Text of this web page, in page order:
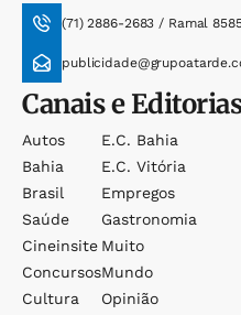
(71) 2886-2683 / Ramal
Canais e
Autos
Bahia
Brasil
Saúde
Cineinsite
Concursos
Cultura
E.c. Bahia
E.c. Vitória
Empregos
Gastronomia
Muito
Mundo
Opinião